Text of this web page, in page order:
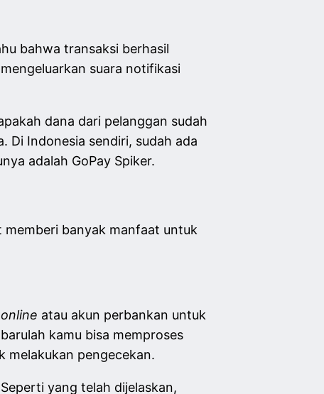
bahwa transaksi berhasil
suara notifikasi
dana dari pelanggan sudah
Di Indonesia sendiri, sudah ada
adalah GoPay Spiker.
memberi banyak manfaat untuk
online atau akun perbankan untuk
kamu bisa memproses
melakukan pengecekan.
yang telah dijelaskan,